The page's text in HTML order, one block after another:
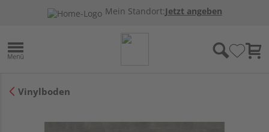
Mein Standort:Jetzt angeben
Vinylboden